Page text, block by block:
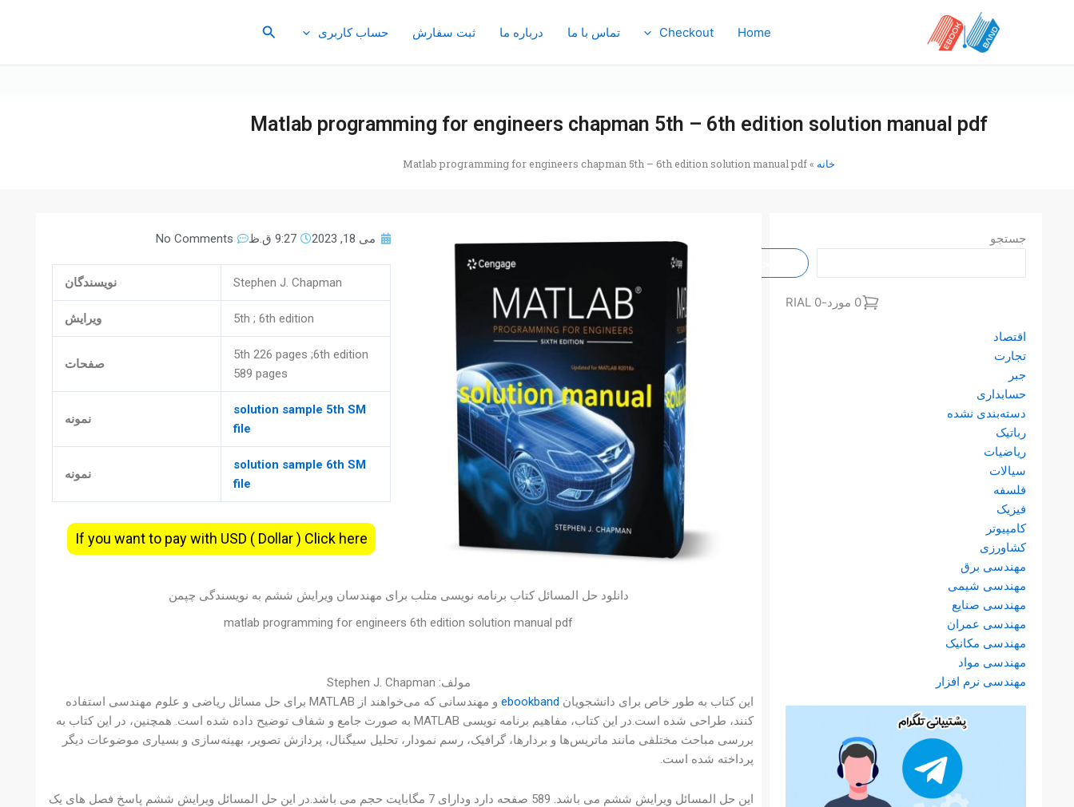
Home
Checkout تماس با ما درباره ما ثبت سفارش حساب کاربری جستجو
Matlab programming for engineers chapman 5th – 6th edition solution manual pdf
خانه »
Matlab programming for engineers chapman 5th – 6th edition solution manual pdf
جستجو
0 مورد -
0 RIAL
اقتصاد
تجارت
جبر
حسابداری
دسته‌بندی نشده
رباتیک
ریاضیات
سیالات
فلسفه
فیزیک
کامپیوتر
کشاورزی
مهندسی برق
مهندسی شیمی
مهندسی صنایع
مهندسی عمران
مهندسی مکانیک
مهندسی مواد
مهندسی نرم افزار
می 18, 2023 9:27 ق.ظ No Comments
Stephen J. Chapman نویسندگان
5th ; 6th edition ویرایش
5th 226 pages ;6th edition
589 pages
صفحات
solution sample 5th SM
file
نمونه
solution sample 6th SM
file
نمونه
If you want to pay with USD ( Dollar ) Click here
دانلود حل المسائل کتاب برنامه نویسی متلب برای مهندسان ویرایش ششم به نویسندگی چپمن
matlab programming for engineers 6th edition solution manual pdf
مولف: Stephen J. Chapman
این کتاب به طور خاص برای دانشجویان ebookband
و مهندسانی که می‌خواهند از MATLAB برای حل مسائل ریاضی و علوم مهندسی استفاده
کنند، طراحی شده است.در این کتاب، مفاهیم برنامه نویسی MATLAB به صورت جامع و شفاف توضیح داده شده است. همچنین، در این کتاب به
بررسی مباحث مختلفی مانند ماتریس‌ها و بردارها، گرافیک، رسم نمودار، تحلیل سیگنال، پردازش تصویر، بهینه‌سازی و بسیاری موضوعات دیگر
پرداخته شده است.
این حل المسائل ویرایش ششم می باشد. 589 صفحه دارد ودارای 7 مگابایت حجم می باشد.در این حل المسائل ویرایش ششم پاسخ فصل های یک